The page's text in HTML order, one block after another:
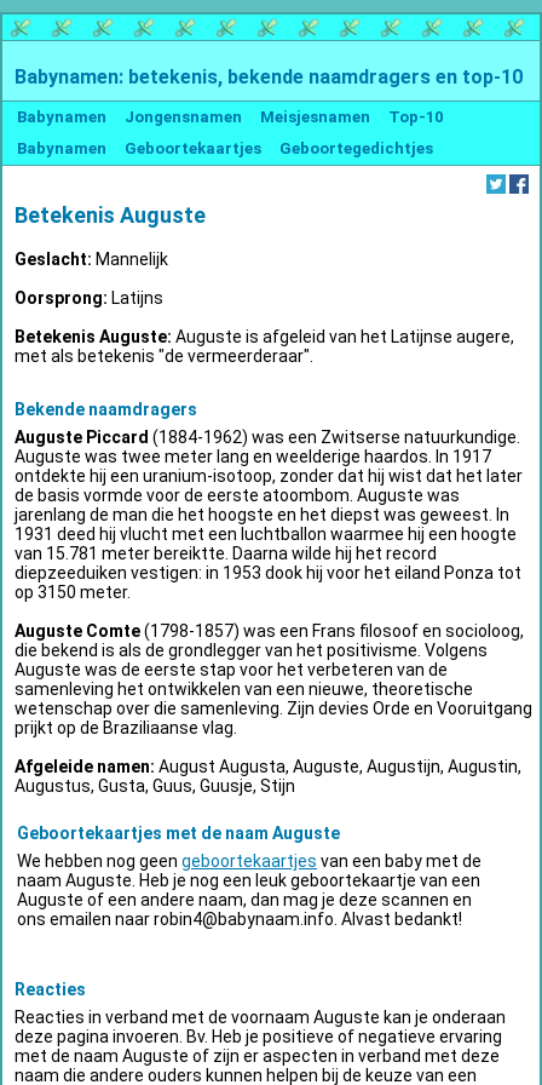
Babynamen: betekenis, bekende naamdragers en top-10
Babynamen Jongensnamen Meisjesnamen
Top-10
Babynamen
Geboortekaartjes Geboortegedichtjes
Betekenis Auguste
Geslacht: Mannelijk
Oorsprong: Latijns
Betekenis Auguste: Auguste is afgeleid van het Latijnse augere,
met als betekenis "de vermeerderaar".
Bekende naamdragers
Auguste Piccard (1884-1962) was een Zwitserse natuurkundige.
Auguste was twee meter lang en weelderige haardos. In 1917
ontdekte hij een uranium-isotoop, zonder dat hij wist dat het later
de basis vormde voor de eerste atoombom. Auguste was
jarenlang de man die het hoogste en het diepst was geweest. In
1931 deed hij vlucht met een luchtballon waarmee hij een hoogte
van 15.781 meter bereiktte. Daarna wilde hij het record
diepzeeduiken vestigen: in 1953 dook hij voor het eiland Ponza tot
op 3150 meter.
Auguste Comte(1798-1857) was een Frans filosoof en socioloog,
die bekend is als de grondlegger van het positivisme. Volgens
Auguste was de eerste stap voor het verbeteren van de
samenleving het ontwikkelen van een nieuwe, theoretische
wetenschap over die samenleving. Zijn devies Orde en Vooruitgang
prijkt op de Braziliaanse vlag.
Afgeleide namen: August Augusta, Auguste, Augustijn, Augustin,
Augustus, Gusta, Guus, Guusje, Stijn
Geboortekaartjes met de naam Auguste
We hebben nog geen geboortekaartjes van een baby met de
naam Auguste. Heb je nog een leuk geboortekaartje van een
Auguste of een andere naam, dan mag je deze scannen en
ons emailen naarrobin4@babynaam.info . Alvast bedankt!
Reacties
Reacties in verband met de voornaam Auguste kan je onderaan
deze pagina invoeren. Bv. Heb je positieve of negatieve ervaring
met de naam Auguste of zijn er aspecten in verband met deze
naam die andere ouders kunnen helpen bij de keuze van een